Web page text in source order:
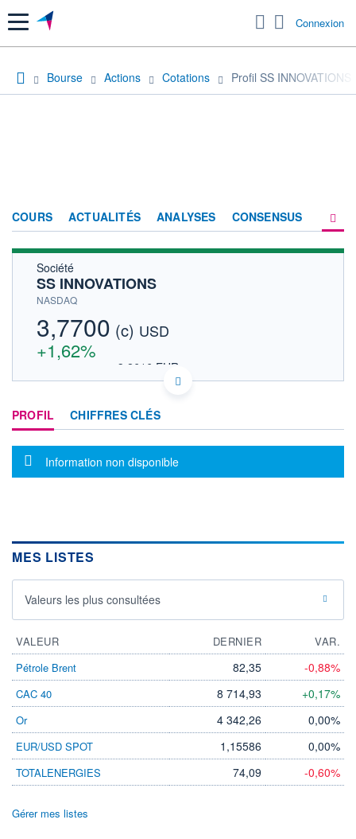
Menu Connexion
Bourse Actions Cotations Profil SS INNOVATIONS
COURS ACTUALITÉS ANALYSES CONSENSUS
Société
SS INNOVATIONS
NASDAQ
3,7700 (c) USD
+1,62%
3,2616 EUR
DONNÉES TEMPS DIFFÉRÉ
Politique d'exécution
3,7400
+ HAUT
3,7950
+ BAS
3,6500
0
VALORISATION
754 MUSD BOURSIÈRE
749 MUSD
LIMITE À LA
BAISSE
0,0000
LIMITE À LA
HAUSSE
0,0000
RENDEMENT
-
PER ESTIMÉ
PROFIL CHIFFRES CLÉS
Message d'information
Information non disponible
MES LISTES
Valeurs les plus consultées
VALEUR DERNIER
VAR.
Pétrole Brent
82,35 -0,88%
CAC 40 8 714,93 +0,17%
Or 4 342,26 0,00%
EUR/USD SPOT 1,15586 0,00%
TOTALENERGIES 74,09 -0,60%
Gérer mes listes